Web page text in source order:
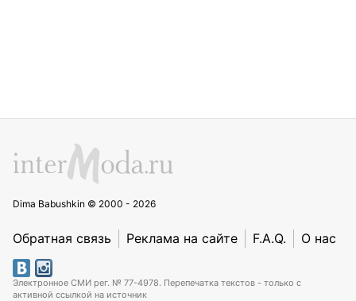
Dima Babushkin © 2000 - 2026
Обратная связь Реклама на сайте F.A.Q. О нас
Электронное СМИ рег. № 77-4978. Перепечатка текстов - только с
активной ссылкой на источник